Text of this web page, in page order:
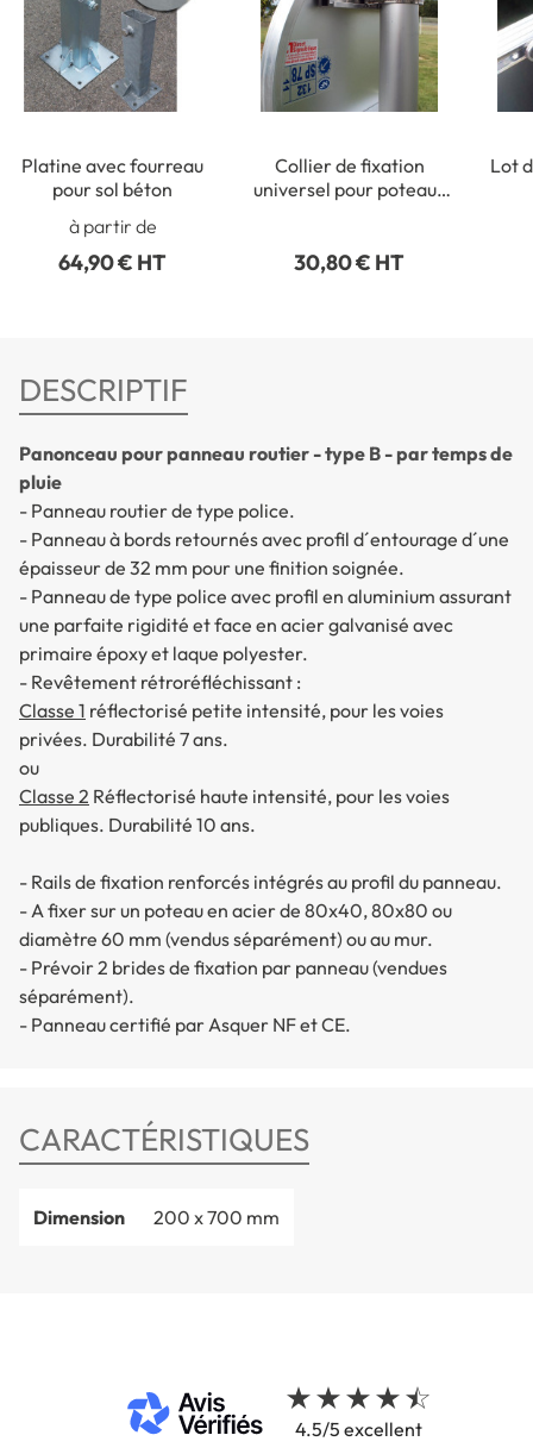
Platine avec fourreau
pour sol béton
à partir de
64,90 € HT
Collier de fixation
universel pour poteaux
30,80 € HT
Lot
DESCRIPTIF
Panonceau pour panneau routier - type B - par temps de
pluie
- Panneau routier de type police.
- Panneau à bords retournés avec profil d´entourage d´une
épaisseur de 32 mm pour une finition soignée.
- Panneau de type police avec profil en aluminium assurant
une parfaite rigidité et face en acier galvanisé avec
primaire époxy et laque polyester.
- Revêtement rétroréfléchissant :
Classe 1 réflectorisé petite intensité, pour les voies
privées. Durabilité 7 ans.
ou
Classe 2 Réflectorisé haute intensité, pour les voies
publiques. Durabilité 10 ans.
- Rails de fixation renforcés intégrés au profil du panneau.
- A fixer sur un poteau en acier de 80x40, 80x80 ou
diamètre 60 mm (vendus séparément) ou au mur.
- Prévoir 2 brides de fixation par panneau (vendues
séparément).
- Panneau certifié par Asquer NF et CE.
CARACTÉRISTIQUES
Dimension 200 x 700 mm
4.5/5 excellent